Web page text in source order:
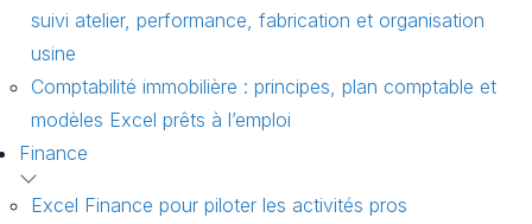
suivi atelier, performance, fabrication et organisation
usine
Comptabilité immobilière : principes, plan comptable et
modèles Excel prêts à l’emploi
Finance
Excel Finance pour piloter les activités pros